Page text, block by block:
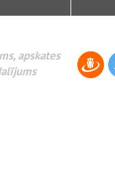
apskates